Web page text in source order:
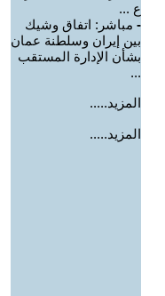
ع ...
- مباشر: اتفاق وشيك
بين إيران وسلطنة عمان
بشأن الإدارة المستقب
...
المزيد.....
المزيد.....